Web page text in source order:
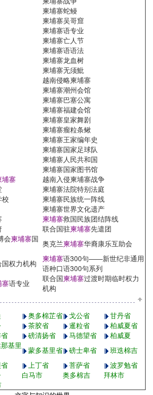
柬埔寨蛇鳗
柬埔寨吴哥窟
柬埔寨语专业
柬埔寨亡人节
柬埔寨语语法
柬埔寨龙血树
柬埔寨无须魮
越南侵略柬埔寨
柬埔寨潮州会馆
柬埔寨巴塞公寓
柬埔寨福建会馆
柬埔寨皇家舞剧
柬埔寨瘤粒条鳅
柬埔寨王家编年史
柬埔寨国家足球队
柬埔寨人民共和国
柬埔寨国家图书馆
埔寨
越南入侵柬埔寨战争
柬埔寨法院特别法庭
柬埔寨民族统一阵线
柬埔寨世界文化遗产
柬埔寨救国民族团结阵线
联合国驻柬埔寨先遣团
会柬埔寨国 奥克兰柬埔寨华裔康乐互助会
权力机构 柬埔寨语300句——新世纪非通用
语种口语300句系列
寨语专业 联合国柬埔寨过渡时期临时权力
机构
奥多棉芷省 戈公省
甘丹省
茶胶省 暹粒省
柏威夏省
磅清扬省 马德望省
柏威夏
基里
蒙多基里省 磅士卑省
班迭棉吉
上丁省 菩萨省
波罗勉省
白马市 奥多棉吉
拜林市